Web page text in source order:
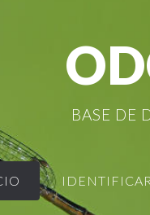
BASE DE
IDENTIFICAR